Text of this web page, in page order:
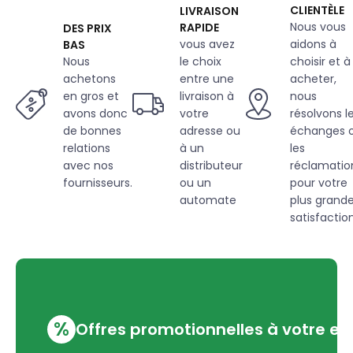
DES PRIX
BAS
Nous
achetons
en gros et
avons donc
de bonnes
relations
avec nos
fournisseurs.
LIVRAISON
RAPIDE
vous avez
le choix
entre une
livraison à
votre
adresse ou
à un
distributeur
ou un
automate
CLIENTÈLE
Nous vous
aidons à
choisir et à
acheter,
nous
résolvons
échanges
les
pour votre
plus
% Offres promotionnelles à votre